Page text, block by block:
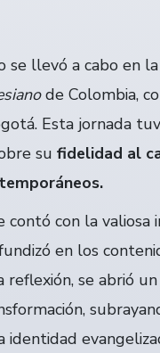
se llevó a cabo en
de Colombia,
Esta jornada
su fidelidad al
con la valiosa
en los
reflexión, se abrió